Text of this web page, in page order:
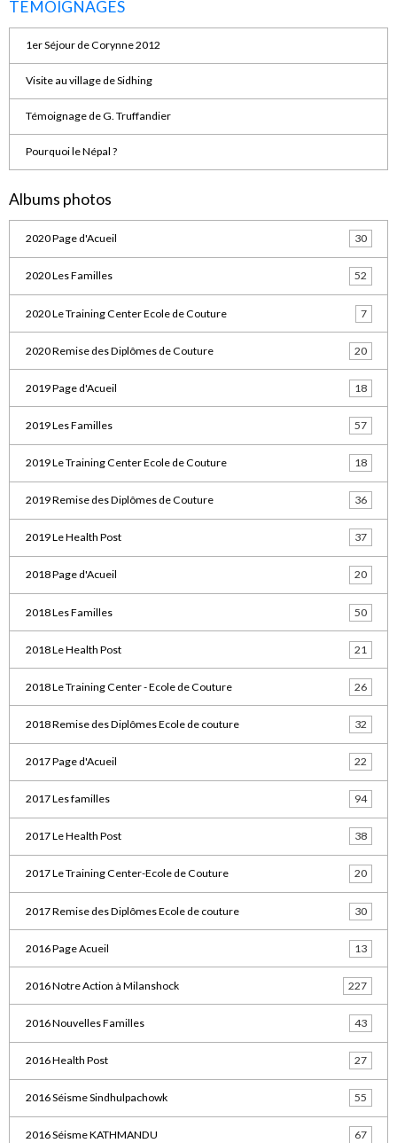
TEMOIGNAGES
1er Séjour de Corynne 2012
Visite au village de Sidhing
Témoignage de G. Truffandier
Pourquoi le Népal ?
Albums photos
2020 Page d'Acueil 30
2020 Les Familles 52
2020 Le Training Center Ecole de Couture 7
2020 Remise des Diplômes de Couture 20
2019 Page d'Acueil 18
2019 Les Familles 57
2019 Le Training Center Ecole de Couture 18
2019 Remise des Diplômes de Couture 36
2019 Le Health Post 37
2018 Page d'Acueil 20
2018 Les Familles 50
2018 Le Health Post 21
2018 Le Training Center - Ecole de Couture 26
2018 Remise des Diplômes Ecole de couture 32
2017 Page d'Acueil 22
2017 Les familles 94
2017 Le Health Post 38
2017 Le Training Center-Ecole de Couture 20
2017 Remise des Diplômes Ecole de couture 30
2016 Page Acueil 13
2016 Notre Action à Milanshock 227
2016 Nouvelles Familles 43
2016 Health Post 27
2016 Séisme Sindhulpachowk 55
2016 Séisme KATHMANDU 67